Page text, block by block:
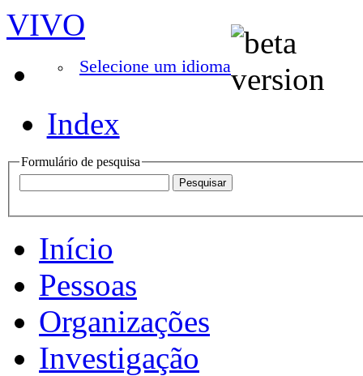
VIVO
Selecione um idioma
Index
Formulário de pesquisa
Início
Pessoas
Organizações
Investigação